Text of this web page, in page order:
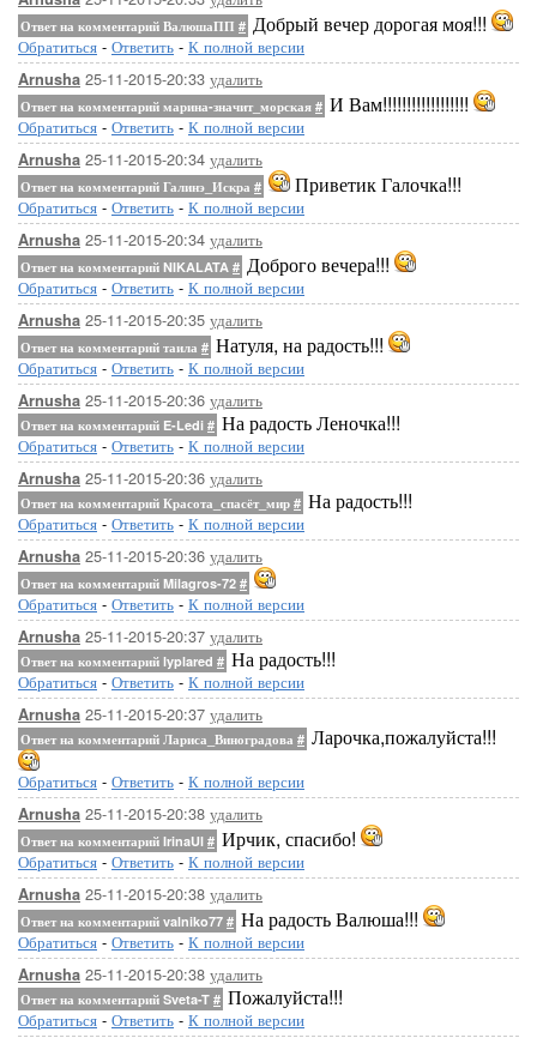
Ответ на комментарий ВалюшаПП # Добрый вечер дорогая моя!!!
Обратиться - Ответить - К полной версии
Arnusha 25-11-2015-20:33 удалить
Ответ на комментарий марина-значит_морская # И Вам!!!!!!!!!!!!!!!!!!
Обратиться - Ответить - К полной версии
Arnusha 25-11-2015-20:34 удалить
Ответ на комментарий Галинэ_Искра # Приветик Галочка!!!
Обратиться - Ответить - К полной версии
Arnusha 25-11-2015-20:34 удалить
Ответ на комментарий NIKALATA # Доброго вечера!!!
Обратиться - Ответить - К полной версии
Arnusha 25-11-2015-20:35 удалить
Ответ на комментарий таила # Натуля, на радость!!!
Обратиться - Ответить - К полной версии
Arnusha 25-11-2015-20:36 удалить
Ответ на комментарий E-Ledi # На радость Леночка!!!
Обратиться - Ответить - К полной версии
Arnusha 25-11-2015-20:36 удалить
Ответ на комментарий Красота_спасёт_мир # На радость!!!
Обратиться - Ответить - К полной версии
Arnusha 25-11-2015-20:36 удалить
Ответ на комментарий Milagros-72 #
Обратиться - Ответить - К полной версии
Arnusha 25-11-2015-20:37 удалить
Ответ на комментарий lyplared # На радость!!!
Обратиться - Ответить - К полной версии
Arnusha 25-11-2015-20:37 удалить
Ответ на комментарий Лариса_Виноградова # Ларочка,пожалуйста!!!
Обратиться - Ответить - К полной версии
Arnusha 25-11-2015-20:38 удалить
Ответ на комментарий IrinaUl # Ирчик, спасибо!
Обратиться - Ответить - К полной версии
Arnusha 25-11-2015-20:38 удалить
Ответ на комментарий valniko77 # На радость Валюша!!!
Обратиться - Ответить - К полной версии
Arnusha 25-11-2015-20:38 удалить
Ответ на комментарий Sveta-T # Пожалуйста!!!
Обратиться - Ответить - К полной версии